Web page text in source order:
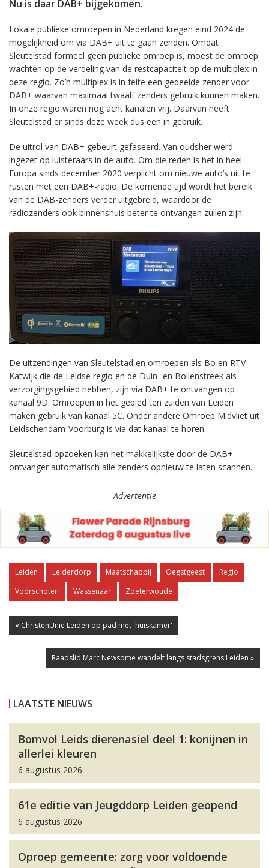
Nu is daar DAB+ bijgekomen.
Lokale publieke omroepen in Nederland kregen eind 2024 de
mogelijkheid om via DAB+ uit te gaan zenden. Omdat
Sleutelstad formeel geen publieke omroep is, moest de omroep
wachten op de verdeling van de restcapaciteit op de multiplex in
deze regio. Zo’n multiplex is in feite een gedeelde zender voor
DAB+ waarvan maximaal twaalf zenders gebruik kunnen maken.
In onze regio waren nog acht kanalen vrij. Daarvan heeft
Sleutelstad er sinds deze week dus een in gebruik.
De uitrol van DAB+ gebeurt gefaseerd. Van oudsher werd
ingezet op luisteraars in de auto. Om die reden is het in heel
Europa sinds december 2020 verplicht om nieuwe auto’s uit te
rusten met een DAB+-radio. De komende tijd wordt het bereik
van de DAB-zenders verder uitgebreid, waardoor de
radiozenders ook binnenshuis beter te ontvangen zullen zijn.
De uitzendingen van Sleutelstad en omroepen als Bo en RTV
Katwijk die de Leidse regio en de Duin- en Bollenstreek als
verzorgingsgebied hebben, zijn via DAB+ te ontvangen op
kanaal 9D. Omroepen in het gebied ten zuiden van Leiden
maken gebruik van kanaal 5C. Onder andere Omroep Midvliet uit
Leidschendam-Voorburg is via dat kanaal te horen.
Sleutelstad opzoeken kan het makkelijkste door de DAB+
ontvanger automatisch alle zenders opnieuw te laten scannen.
Advertentie
Leiden Leiderdorp Maatschappij Oegstgeest
Regio
Voorschoten
Wassenaar Zoeterwoude
« ChristenUnie Leiden op pad met 'huiskamer'
Raadslid Marc Newsome wandelt langs stadsgrens Leiden »
LAATSTE NIEUWS
Bomvol Leids dierenasiel deel 1: konijnen in
allerlei kleuren
6 augustus 2026
61e editie van Jeugddorp Leiden geopend
6 augustus 2026
Oproep gemeente: zorg voor voldoende